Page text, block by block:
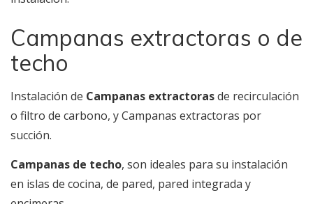
Campanas extractoras o de
techo
Instalación de Campanas extractorasde recirculación
o filtro de carbono, y Campanas extractoras por
succión.
Campanas de techo, son ideales para su instalación
en islas de cocina, de pared, pared integrada y